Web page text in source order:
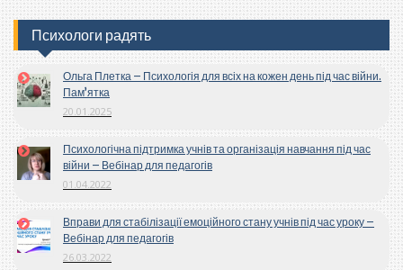
Психологи радять
Ольга Плетка – Психологія для всіх на кожен день під час війни.
Пам’ятка
20.01.2025
Психологічна підтримка учнів та організація навчання під час
війни – Вебінар для педагогів
01.04.2022
Вправи для стабілізації емоційного стану учнів під час уроку –
Вебінар для педагогів
26.03.2022